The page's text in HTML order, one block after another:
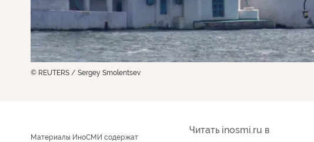
© REUTERS / Sergey Smolentsev
Материалы ИноСМИ содержат
Читать inosmi.ru в